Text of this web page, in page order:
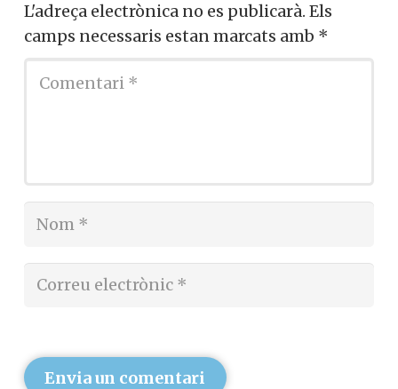
L'adreça electrònica no es publicarà. Els
camps necessaris estan marcats amb *
Envia un comentari